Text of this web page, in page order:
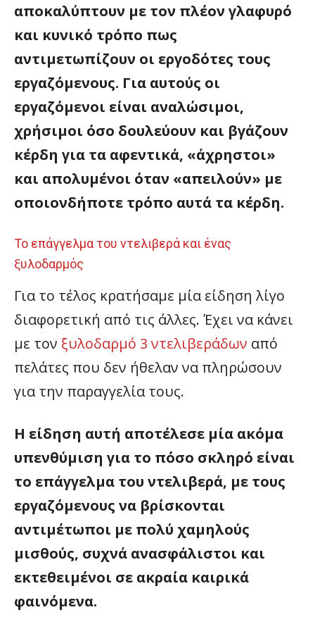
αποκαλύπτουν με τον πλέον γλαφυρό
και κυνικό τρόπο πως
αντιμετωπίζουν οι εργοδότες τους
εργαζόμενους. Για αυτούς οι
εργαζόμενοι είναι αναλώσιμοι,
χρήσιμοι όσο δουλεύουν και βγάζουν
κέρδη για τα αφεντικά, «άχρηστοι»
και απολυμένοι όταν «απειλούν» με
οποιονδήποτε τρόπο αυτά τα κέρδη.
Το επάγγελμα του ντελιβερά και ένας
ξυλοδαρμός
Για το τέλος κρατήσαμε μία είδηση λίγο
διαφορετική από τις άλλες. Έχει να κάνει
με τον ξυλοδαρμό 3 ντελιβεράδων από
πελάτες που δεν ήθελαν να πληρώσουν
για την παραγγελία τους.
Η είδηση αυτή αποτέλεσε μία ακόμα
υπενθύμιση για το πόσο σκληρό είναι
το επάγγελμα του ντελιβερά, με τους
εργαζόμενους να βρίσκονται
αντιμέτωποι με πολύ χαμηλούς
μισθούς, συχνά ανασφάλιστοι και
εκτεθειμένοι σε ακραία καιρικά
φαινόμενα.